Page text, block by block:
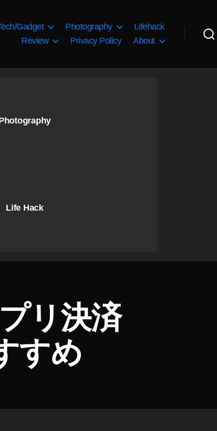
Gadget Photography
Lifehack
Review
Privacy Policy About
Life Hack
リ決済
すめ